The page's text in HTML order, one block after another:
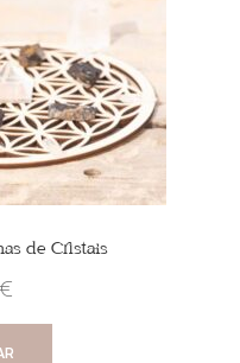
de Cristais
€